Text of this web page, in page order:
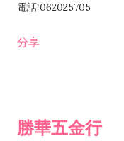
電話:062025705
分享
勝華五金行